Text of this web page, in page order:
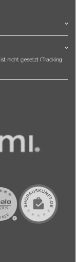
nicht gesetzt (Tracking